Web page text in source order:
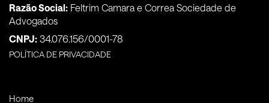
Razão Social: Feltrim Camara e Correa Sociedade de
Advogados
CNPJ: 34.076.156/0001-78
POLÍTICA DE PRIVACIDADE
Home